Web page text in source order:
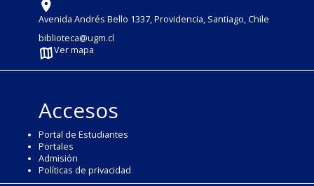
Avenida Andrés Bello 1337, Providencia, Santiago, Chile
biblioteca@ugm.cl
Ver mapa
Accesos
Portal de Estudiantes
Portales
Admisión
Políticas de privacidad